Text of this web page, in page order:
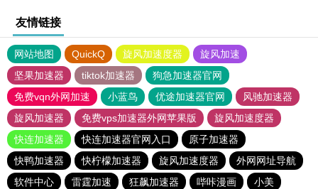
友情链接
网站地图 QuickQ 旋风加速度器
旋风加速
坚果加速器
tiktok加速器
狗急加速器官网
免费vqn外网加速
小蓝鸟 优途加速器官网
风驰加速器
旋风加速器
免费vps加速器外网苹果版
旋风加速度器
快连加速器
快连加速器官网入口
原子加速器
快鸭加速器
快柠檬加速器 旋风加速度器
外网网址导航
软件中心
雷霆加速 狂飙加速器 哔咔漫画
小美